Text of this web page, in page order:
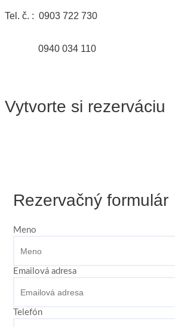
Tel. č. : 0903 722 730
0940 034 110
Vytvorte si rezerváciu
Rezervačný formulár
Meno
Emailová adresa
Telefón